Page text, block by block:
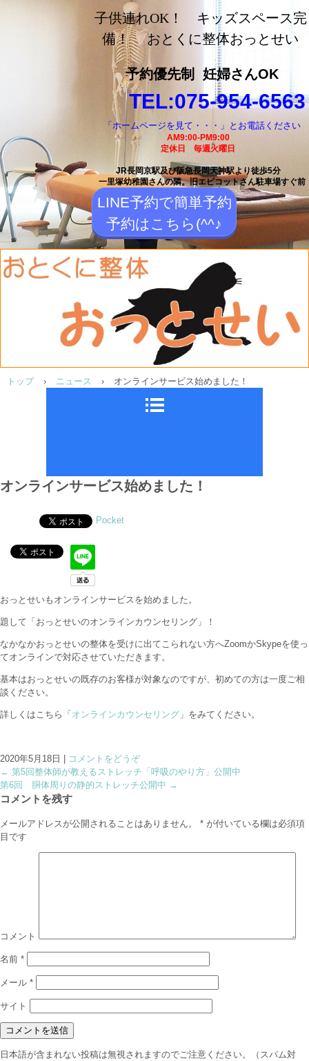
長岡京市の整体【おとく
に整体おっとせい】長岡
京駅と長岡天神駅から徒
歩5分の整体院
子供連れOK！ キッズスペース完
備！ おとくに整体おっとせい
予約優先制 妊婦さんOK
TEL:075-954-6563
「ホームページを見て・・・」とお電話ください
AM9:00-PM9:00
定休日 毎週火曜日
JR長岡京駅及び阪急長岡天神駅より徒歩5分
一里塚幼稚園さんの隣。旧エピコットさん駐車場すぐ前
LINE予約で簡単予約
予約はこちら(^^♪
トップ › ニュース › オンラインサービス始めました！
オンラインサービス始めました！
Pocket
おっとせいもオンラインサービスを始めました。
題して「おっとせいのオンラインカウンセリング」！
なかなかおっとせいの整体を受けに出てこられない方へZoomかSkypeを使っ
てオンラインで対応させていただきます。
基本はおっとせいの既存のお客様が対象なのですが、初めての方は一度ご相
談ください。
詳しくはこちら「 オンラインカウンセリング 」をみてください。
2020年5月18日
コメントをどうぞ
← 第5回整体師が教えるストレッチ「呼吸のやり方」公開中
第6回 胴体周りの静的ストレッチ公開中 →
コメントを残す
メールアドレスが公開されることはありません。 * が付いている欄は必須項
目です
コメント
名前 *
メール *
サイト
日本語が含まれない投稿は無視されますのでご注意ください。（スパム対